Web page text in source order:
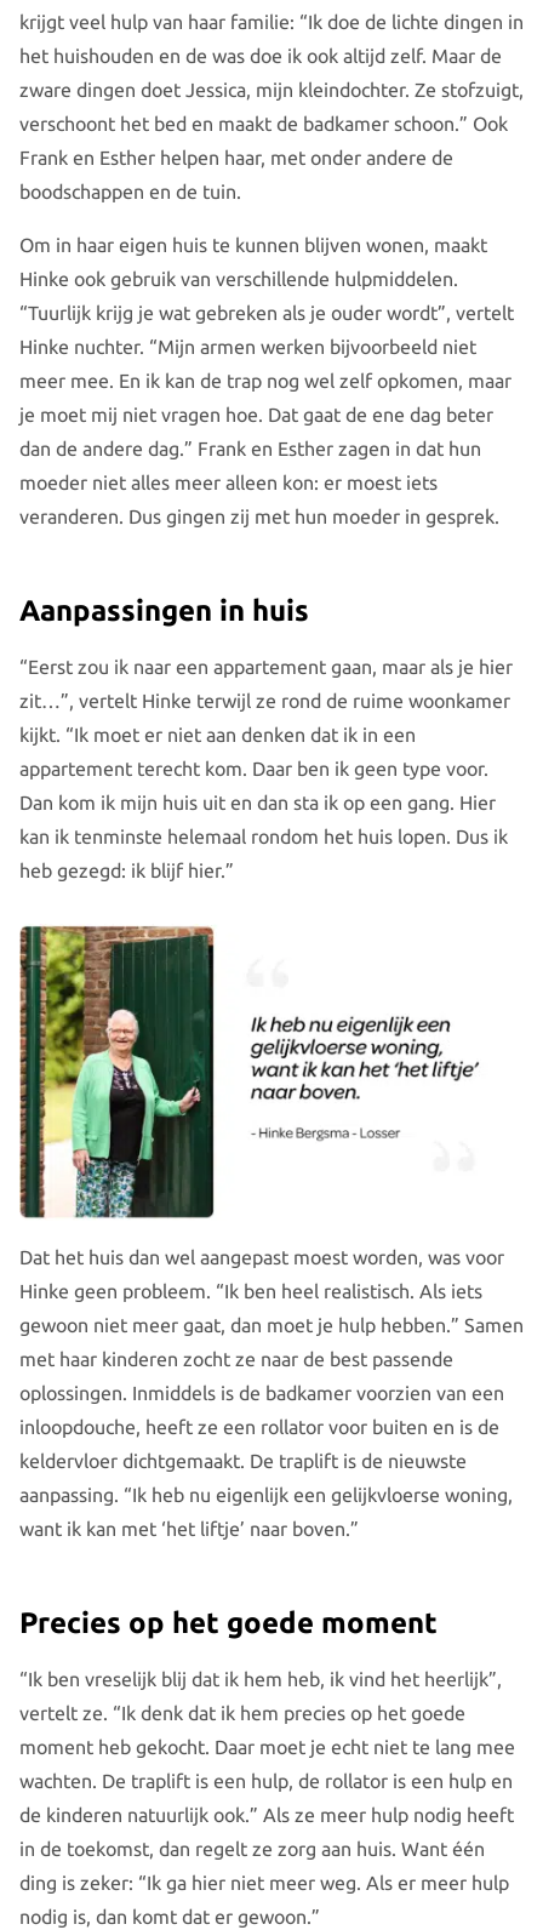
krijgt veel hulp van haar familie: “Ik doe de lichte dingen in
het huishouden en de was doe ik ook altijd zelf. Maar de
zware dingen doet Jessica, mijn kleindochter. Ze stofzuigt,
verschoont het bed en maakt de badkamer schoon.” Ook
Frank en Esther helpen haar, met onder andere de
boodschappen en de tuin.
Om in haar eigen huis te kunnen blijven wonen, maakt
Hinke ook gebruik van verschillende hulpmiddelen.
“Tuurlijk krijg je wat gebreken als je ouder wordt”, vertelt
Hinke nuchter. “Mijn armen werken bijvoorbeeld niet
meer mee. En ik kan de trap nog wel zelf opkomen, maar
je moet mij niet vragen hoe. Dat gaat de ene dag beter
dan de andere dag.” Frank en Esther zagen in dat hun
moeder niet alles meer alleen kon: er moest iets
veranderen. Dus gingen zij met hun moeder in gesprek.
Aanpassingen in huis
“Eerst zou ik naar een appartement gaan, maar als je hier
zit…”, vertelt Hinke terwijl ze rond de ruime woonkamer
kijkt. “Ik moet er niet aan denken dat ik in een
appartement terecht kom. Daar ben ik geen type voor.
Dan kom ik mijn huis uit en dan sta ik op een gang. Hier
kan ik tenminste helemaal rondom het huis lopen. Dus ik
heb gezegd: ik blijf hier.”
Dat het huis dan wel aangepast moest worden, was voor
Hinke geen probleem. “Ik ben heel realistisch. Als iets
gewoon niet meer gaat, dan moet je hulp hebben.” Samen
met haar kinderen zocht ze naar de best passende
oplossingen. Inmiddels is de badkamer voorzien van een
inloopdouche, heeft ze een rollator voor buiten en is de
keldervloer dichtgemaakt. De traplift is de nieuwste
aanpassing. “Ik heb nu eigenlijk een gelijkvloerse woning,
want ik kan met ‘het liftje’ naar boven.”
Precies op het goede moment
“Ik ben vreselijk blij dat ik hem heb, ik vind het heerlijk”,
vertelt ze. “Ik denk dat ik hem precies op het goede
moment heb gekocht. Daar moet je echt niet te lang mee
wachten. De traplift is een hulp, de rollator is een hulp en
de kinderen natuurlijk ook.” Als ze meer hulp nodig heeft
in de toekomst, dan regelt ze zorg aan huis. Want één
ding is zeker: “Ik ga hier niet meer weg. Als er meer hulp
nodig is, dan komt dat er gewoon.”